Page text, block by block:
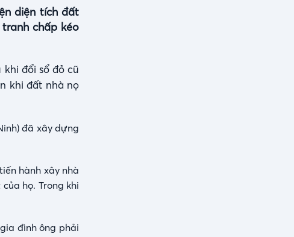
diện tích đất
chấp kéo
đổi sổ đỏ cũ
khi đất nhà nọ
đã xây dựng
hành xây nhà
họ. Trong khi
đình ông phải